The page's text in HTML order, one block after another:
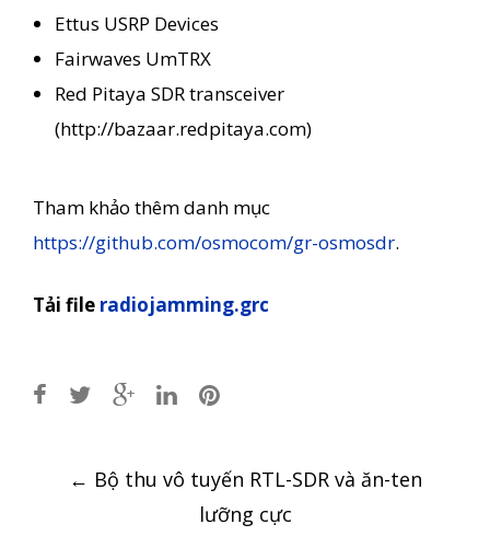
Ettus USRP Devices
Fairwaves UmTRX
Red Pitaya SDR transceiver
(http://bazaar.redpitaya.com)
Tham khảo thêm danh mục
https://github.com/osmocom/gr-osmosdr.
Tải file radiojamming.grc
Post
navigation
← Bộ thu vô tuyến RTL-SDR và ăn-ten
lưỡng cực